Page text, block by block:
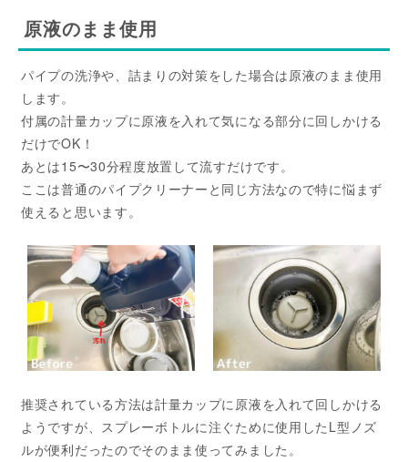
原液のまま使用
パイプの洗浄や、詰まりの対策をした場合は原液のまま使用
します。
付属の計量カップに原液を入れて気になる部分に回しかける
だけでOK！
あとは15〜30分程度放置して流すだけです。
ここは普通のパイプクリーナーと同じ方法なので特に悩まず
使えると思います。
推奨されている方法は計量カップに原液を入れて回しかける
ようですが、スプレーボトルに注ぐために使用したL型ノズ
ルが便利だったのでそのまま使ってみました。